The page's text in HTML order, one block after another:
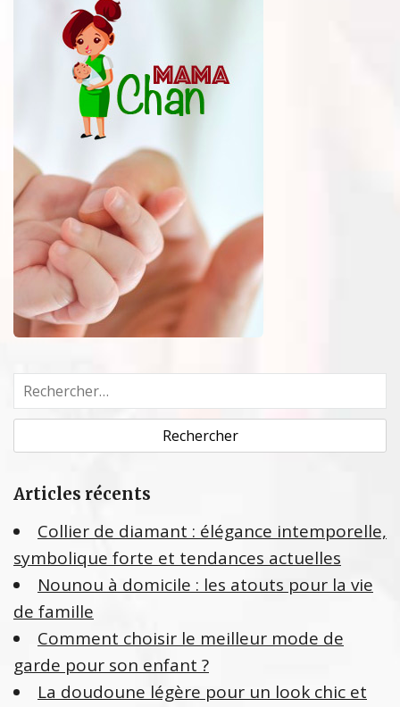
e
c
h
r
h
e
r
Articles récents
Collier de diamant : élégance intemporelle,
symbolique forte et tendances actuelles
Nounou à domicile : les atouts pour la vie
de famille
Comment choisir le meilleur mode de
garde pour son enfant ?
La doudoune légère pour un look chic et